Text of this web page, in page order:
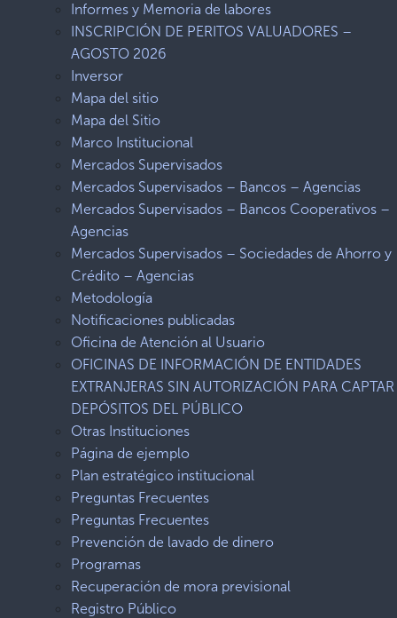
Informes y Memoria de labores
INSCRIPCIÓN DE PERITOS VALUADORES –
AGOSTO 2026
Inversor
Mapa del sitio
Mapa del Sitio
Marco Institucional
Mercados Supervisados
Mercados Supervisados – Bancos – Agencias
Mercados Supervisados – Bancos Cooperativos –
Agencias
Mercados Supervisados – Sociedades de Ahorro y
Crédito – Agencias
Metodología
Notificaciones publicadas
Oficina de Atención al Usuario
OFICINAS DE INFORMACIÓN DE ENTIDADES
EXTRANJERAS SIN AUTORIZACIÓN PARA CAPTAR
DEPÓSITOS DEL PÚBLICO
Otras Instituciones
Página de ejemplo
Plan estratégico institucional
Preguntas Frecuentes
Preguntas Frecuentes
Prevención de lavado de dinero
Programas
Recuperación de mora previsional
Registro Público